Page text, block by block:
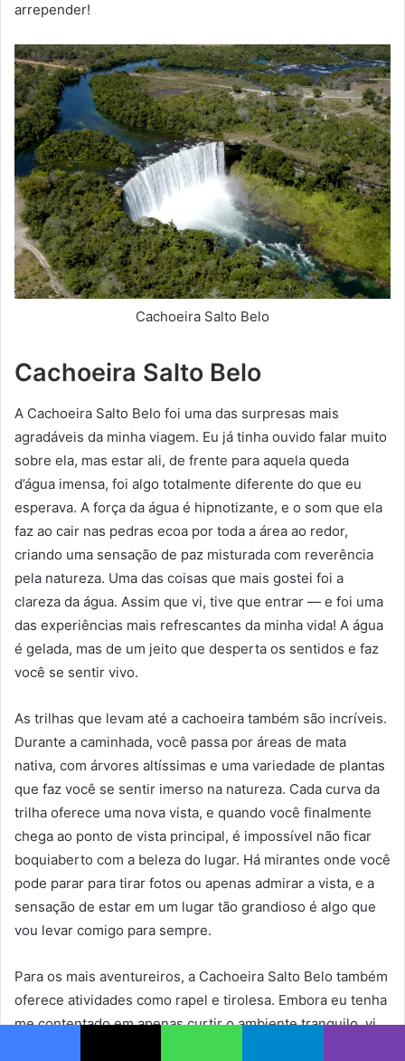
arrepender!
Cachoeira Salto Belo
Cachoeira Salto Belo
A Cachoeira Salto Belo foi uma das surpresas mais
agradáveis da minha viagem. Eu já tinha ouvido falar muito
sobre ela, mas estar ali, de frente para aquela queda
d’água imensa, foi algo totalmente diferente do que eu
esperava. A força da água é hipnotizante, e o som que ela
faz ao cair nas pedras ecoa por toda a área ao redor,
criando uma sensação de paz misturada com reverência
pela natureza. Uma das coisas que mais gostei foi a
clareza da água. Assim que vi, tive que entrar — e foi uma
das experiências mais refrescantes da minha vida! A água
é gelada, mas de um jeito que desperta os sentidos e faz
você se sentir vivo.
As trilhas que levam até a cachoeira também são incríveis.
Durante a caminhada, você passa por áreas de mata
nativa, com árvores altíssimas e uma variedade de plantas
que faz você se sentir imerso na natureza. Cada curva da
trilha oferece uma nova vista, e quando você finalmente
chega ao ponto de vista principal, é impossível não ficar
boquiaberto com a beleza do lugar. Há mirantes onde você
pode parar para tirar fotos ou apenas admirar a vista, e a
sensação de estar em um lugar tão grandioso é algo que
vou levar comigo para sempre.
Para os mais aventureiros, a Cachoeira Salto Belo também
oferece atividades como rapel e tirolesa. Embora eu tenha
me contentado em apenas curtir o ambiente tranquilo, vi